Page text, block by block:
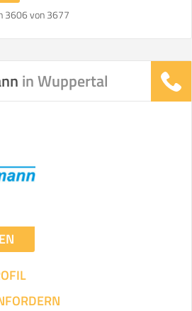
3606 von 3677
in Wuppertal